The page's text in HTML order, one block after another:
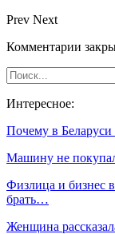
Prev Next
Комментарии
Интересное:
Почему в
Машину не
Физлица и бизнес
брать…
Женщина